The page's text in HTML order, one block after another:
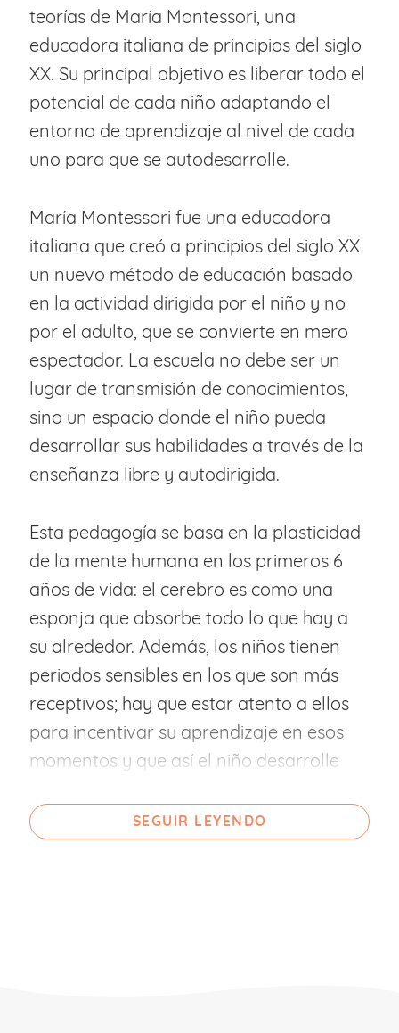
teorías de María Montessori, una
educadora italiana de principios del siglo
XX. Su principal objetivo es liberar todo el
potencial de cada niño adaptando el
entorno de aprendizaje al nivel de cada
uno para que se autodesarrolle.
María Montessori fue una educadora
italiana que creó a principios del siglo XX
un nuevo método de educación basado
en la actividad dirigida por el niño y no
por el adulto, que se convierte en mero
espectador. La escuela no debe ser un
lugar de transmisión de conocimientos,
sino un espacio donde el niño pueda
desarrollar sus habilidades a través de la
enseñanza libre y autodirigida.
Esta pedagogía se basa en la plasticidad
de la mente humana en los primeros 6
años de vida: el cerebro es como una
esponja que absorbe todo lo que hay a
su alrededor. Además, los niños tienen
periodos sensibles en los que son más
receptivos; hay que estar atento a ellos
para incentivar su aprendizaje en esos
momentos y que así el niño desarrolle
Basándose en estos periodos la
SEGUIR LEYENDO